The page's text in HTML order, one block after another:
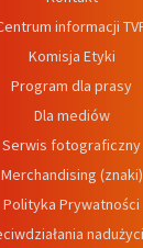
informacji
Komisja Etyki
Program dla prasy
Dla mediów
Serwis fotograficzny
Merchandising (znaki)
Polityka Prywatności